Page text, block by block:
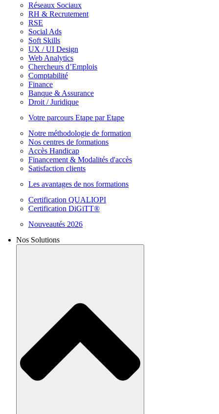
Réseaux Sociaux
RH & Recrutement
RSE
Social Ads
Soft Skills
UX / UI Design
Web Analytics
Chercheurs d’Emplois
Comptabilité
Finance
Banque & Assurance
Droit / Juridique
Votre parcours Etape par Etape
Notre méthodologie de formation
Nos centres de formations
Accès Handicap
Financement & Modalités d'accès
Satisfaction clients
Les avantages de nos formations
Certification QUALIOPI
Certification DiGiTT®
Nouveautés 2026
Nos Solutions